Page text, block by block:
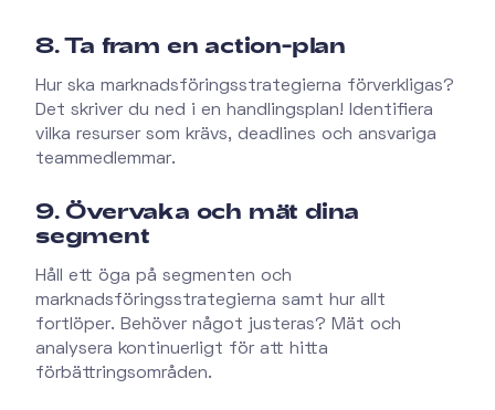
8. Ta fram en action-plan
Hur ska marknadsföringsstrategierna förverkligas?
Det skriver du ned i en handlingsplan! Identifiera
vilka resurser som krävs, deadlines och ansvariga
teammedlemmar.
9. Övervaka och mät dina
segment
Håll ett öga på segmenten och
marknadsföringsstrategierna samt hur allt
fortlöper. Behöver något justeras? Mät och
analysera kontinuerligt för att hitta
förbättringsområden.